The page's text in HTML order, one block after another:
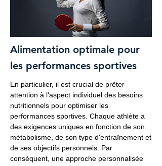
Alimentation optimale pour
les performances sportives
En particulier, il est crucial de prêter
attention à l'aspect individuel des besoins
nutritionnels pour optimiser les
performances sportives. Chaque athlète a
des exigences uniques en fonction de son
métabolisme, de son type d'entraînement et
de ses objectifs personnels. Par
conséquent, une approche personnalisée